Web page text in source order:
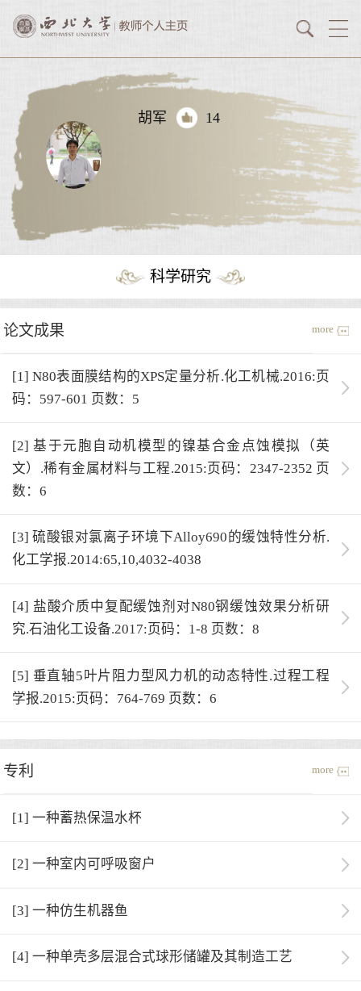
胡军 14
科学研究
论文成果 more
[1] N80表面膜结构的XPS定量分析.化工机械.2016:页
码：597-601 页数：5
[2] 基于元胞自动机模型的镍基合金点蚀模拟（英
文）.稀有金属材料与工程.2015:页码：2347-2352 页
数：6
[3] 硫酸银对氯离子环境下Alloy690的缓蚀特性分析.
化工学报.2014:65,10,4032-4038
[4] 盐酸介质中复配缓蚀剂对N80钢缓蚀效果分析研
究.石油化工设备.2017:页码：1-8 页数：8
[5] 垂直轴5叶片阻力型风力机的动态特性.过程工程
学报.2015:页码：764-769 页数：6
专利 more
[1] 一种蓄热保温水杯
[2] 一种室内可呼吸窗户
[3] 一种仿生机器鱼
[4] 一种单壳多层混合式球形储罐及其制造工艺